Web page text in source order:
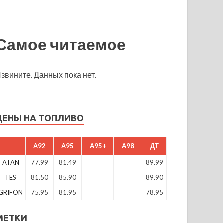
читаемое
Данных пока нет.
НА ТОПЛИВО
A92 A95 A95+ A98 ДТ
ATAN 77.99 81.49
89.99
TES
81.50 85.90
89.90
75.95 81.95 78.95